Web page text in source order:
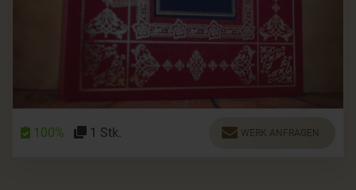
100% 1 Stk. WERK ANFRAGEN